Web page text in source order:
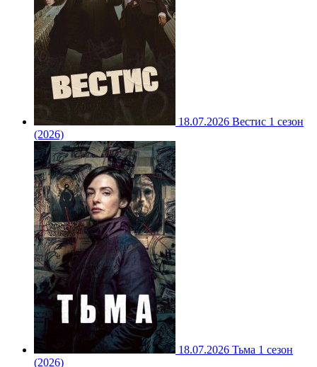
18.07.2026 Вестис 1 сезон
(2026)
18.07.2026 Тьма 1 сезон
(2026)